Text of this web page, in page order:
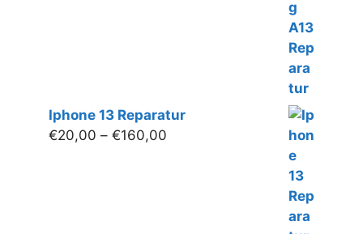
Iphone 13 Reparatur
€20,00 – €160,00